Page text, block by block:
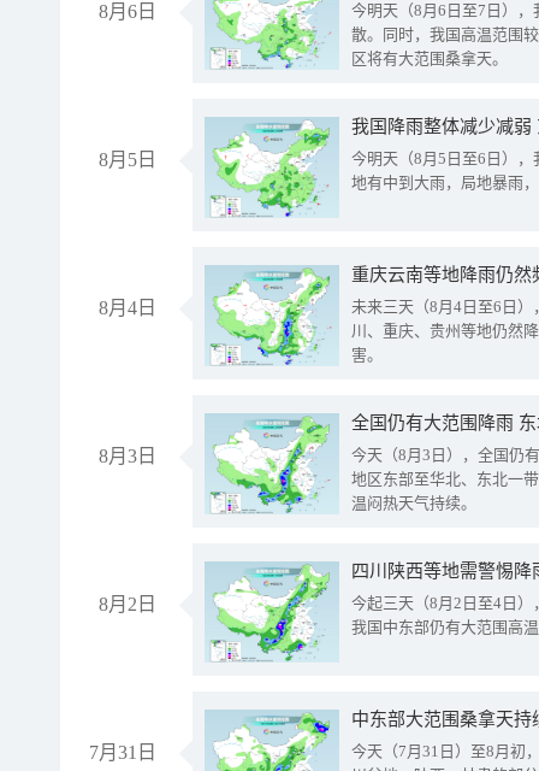
8月6日
今明天（8月6日至7日）
散。同时，我国高温范围
区将有大范围桑拿天。
8月5日
我国降雨整体减少减弱
今明天（8月5日至6日）
地有中到大雨，局地暴雨
8月4日
重庆云南等地降雨仍然
未来三天（8月4日至6日
川、重庆、贵州等地仍然
害。
8月3日
全国仍有大范围降雨
今天（8月3日），全国仍
地区东部至华北、东北一
温闷热天气持续。
8月2日
今起三天（8月2日至4日
我国中东部仍有大范围高
7月31日
中东部大范围桑拿天
今天（7月31日）至8月初